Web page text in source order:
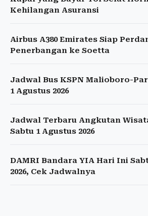
Kehilangan Asuransi
Airbus A380 Emirates Siap
Penerbangan ke Soetta
Jadwal Bus KSPN Malioboro-
1 Agustus 2026
Jadwal Terbaru Angkutan
Sabtu 1 Agustus 2026
DAMRI Bandara YIA Hari Ini
2026, Cek Jadwalnya